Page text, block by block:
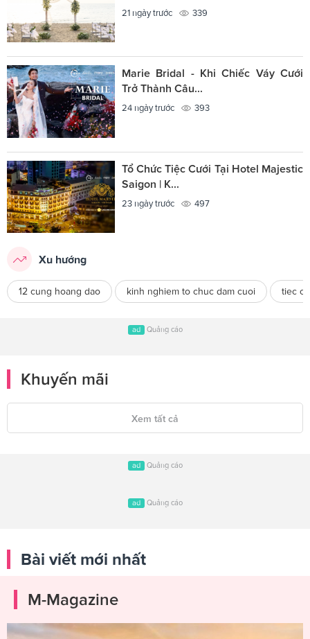
21 ngày trước 339
Marie Bridal - Khi Chiếc Váy Cưới
Trở Thành Câu...
24 ngày trước 393
Tổ Chức Tiệc Cưới Tại Hotel Majestic
Saigon | K...
23 ngày trước 497
Xu hướng
12 cung hoang dao kinh nghiem to chuc dam cuoi tiec
ad Quảng cáo
Khuyến mãi
Xem tất cả
ad Quảng cáo
ad Quảng cáo
Bài viết mới nhất
M-Magazine